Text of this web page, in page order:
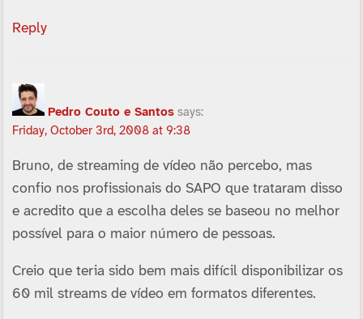
Reply
Pedro Couto e Santos says:
Friday, October 3rd, 2008 at 9:38
Bruno, de streaming de ví­deo não percebo, mas
confio nos profissionais do SAPO que trataram disso
e acredito que a escolha deles se baseou no melhor
possí­vel para o maior número de pessoas.
Creio que teria sido bem mais difí­cil disponibilizar os
60 mil streams de ví­deo em formatos diferentes.